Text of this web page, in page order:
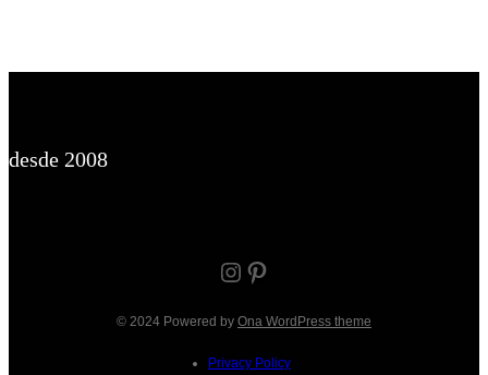
desde 2008
Instagram Pinterest
© 2024 Powered by Ona WordPress theme
Privacy Policy